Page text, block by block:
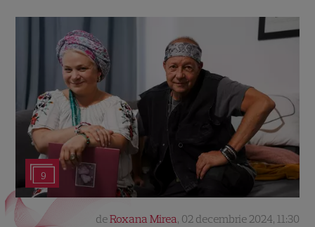
9
deRoxana Mirea, 02 decembrie 2024, 11:30